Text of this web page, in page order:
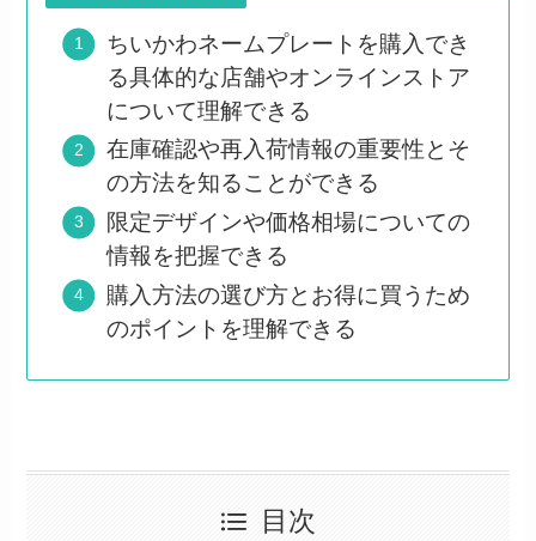
ちいかわネームプレートを購入でき
る具体的な店舗やオンラインストア
について理解できる
在庫確認や再入荷情報の重要性とそ
の方法を知ることができる
限定デザインや価格相場についての
情報を把握できる
購入方法の選び方とお得に買うため
のポイントを理解できる
目次